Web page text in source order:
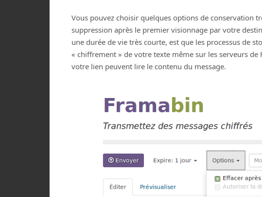
Vous pouvez choisir quelques options de conservation
suppression après le premier visionnage par votre
une durée de vie très courte, est que les processus de
« chiffrement » de votre texte même sur les serveurs de
votre lien peuvent lire le contenu du message.